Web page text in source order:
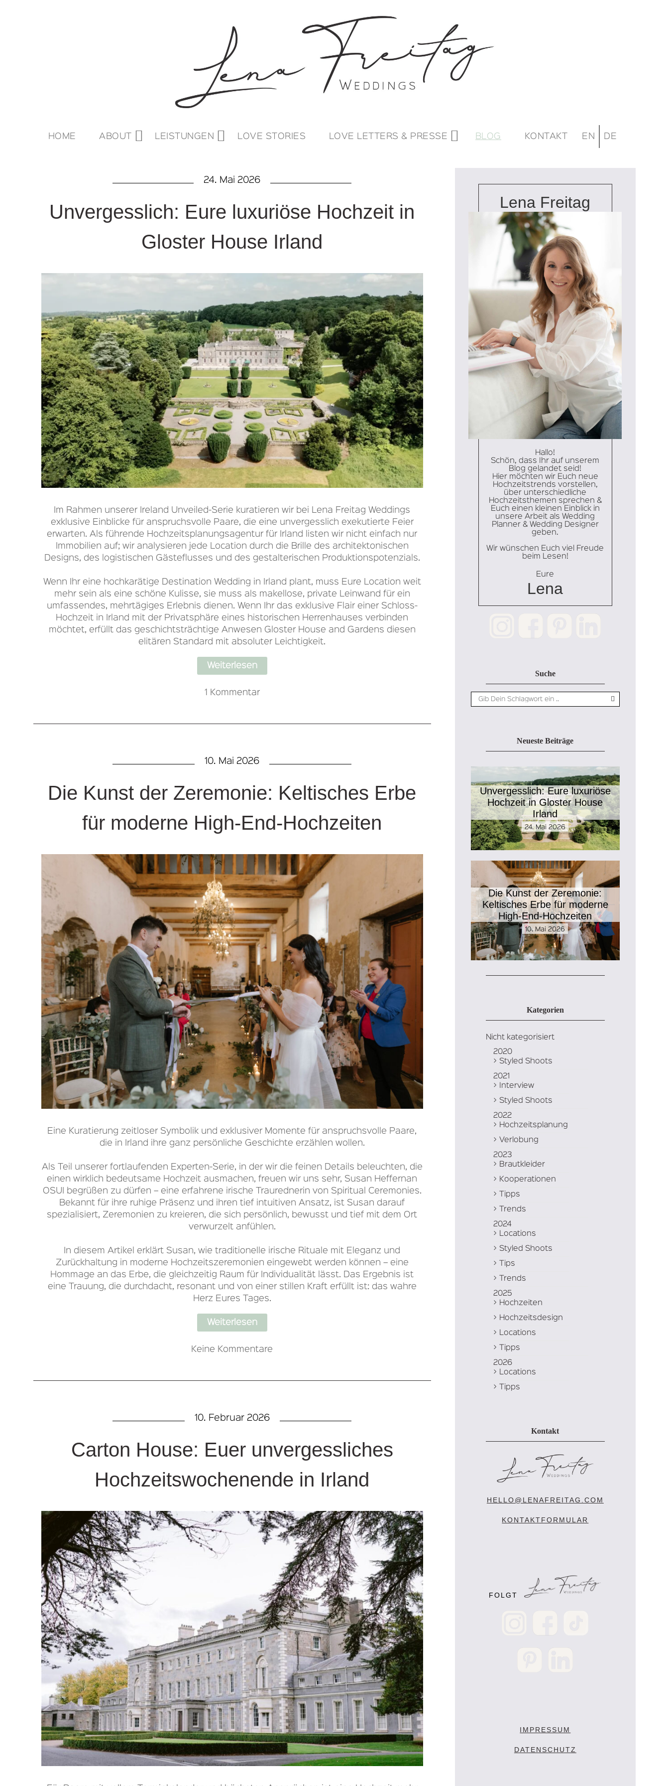
HOME ABOUT LEISTUNGEN LOVE STORIES LOVE LETTERS & PRESSE BLOG KONTAKT EN DE
24. Mai 2026
Unvergesslich: Eure luxuriöse Hochzeit in
Gloster House Irland
Im Rahmen unserer Ireland Unveiled-Serie kuratieren wir bei Lena Freitag Weddings
exklusive Einblicke für anspruchsvolle Paare, die eine unvergesslich exekutierte Feier
erwarten. Als führende Hochzeitsplanungsagentur für Irland listen wir nicht einfach nur
Immobilien auf; wir analysieren jede Location durch die Brille des architektonischen
Designs, des logistischen Gästeflusses und des gestalterischen Produktionspotenzials.
Wenn Ihr eine hochkarätige Destination Wedding in Irland plant, muss Eure Location weit
mehr sein als eine schöne Kulisse, sie muss als makellose, private Leinwand für ein
umfassendes, mehrtägiges Erlebnis dienen. Wenn Ihr das exklusive Flair einer Schloss-
Hochzeit in Irland mit der Privatsphäre eines historischen Herrenhauses verbinden
möchtet, erfüllt das geschichtsträchtige Anwesen Gloster House and Gardens diesen
elitären Standard mit absoluter Leichtigkeit.
Weiterlesen
1 Kommentar
10. Mai 2026
Die Kunst der Zeremonie: Keltisches Erbe
für moderne High-End-Hochzeiten
Eine Kuratierung zeitloser Symbolik und exklusiver Momente für anspruchsvolle Paare,
die in Irland ihre ganz persönliche Geschichte erzählen wollen.
Als Teil unserer fortlaufenden Experten-Serie, in der wir die feinen Details beleuchten, die
einen wirklich bedeutsame Hochzeit ausmachen, freuen wir uns sehr, Susan Heffernan
OSUI begrüßen zu dürfen – eine erfahrene irische Traurednerin von Spiritual Ceremonies.
Bekannt für ihre ruhige Präsenz und ihren tief intuitiven Ansatz, ist Susan darauf
spezialisiert, Zeremonien zu kreieren, die sich persönlich, bewusst und tief mit dem Ort
verwurzelt anfühlen.
In diesem Artikel erklärt Susan, wie traditionelle irische Rituale mit Eleganz und
Zurückhaltung in moderne Hochzeitszeremonien eingewebt werden können – eine
Hommage an das Erbe, die gleichzeitig Raum für Individualität lässt. Das Ergebnis ist
eine Trauung, die durchdacht, resonant und von einer stillen Kraft erfüllt ist: das wahre
Herz Eures Tages.
Weiterlesen
Keine Kommentare
10. Februar 2026
Carton House: Euer unvergessliches
Hochzeitswochenende in Irland
Lena Freitag
Hallo!
Schön, dass Ihr auf unserem
Blog gelandet seid!
Hier möchten wir Euch neue
Hochzeitstrends vorstellen,
über unterschiedliche
Hochzeitsthemen sprechen &
Euch einen kleinen Einblick in
unsere Arbeit als Wedding
Planner & Wedding Designer
geben.
Wir wünschen Euch viel Freude
beim Lesen!
Eure
Lena
Suche
Neueste Beiträge
Unvergesslich: Eure luxuriöse
Hochzeit in Gloster House
Irland
24. Mai 2026
Die Kunst der Zeremonie:
Keltisches Erbe für moderne
High-End-Hochzeiten
10. Mai 2026
Kategorien
Nicht kategorisiert
2020
Styled Shoots
2021
Interview
Styled Shoots
2022
Hochzeitsplanung
Verlobung
2023
Brautkleider
Kooperationen
Tipps
Trends
2024
Locations
Styled Shoots
Tips
Trends
2025
Hochzeiten
Hochzeitsdesign
Locations
Tipps
2026
Locations
Tipps
Kontakt
HELLO@LENAFREITAG.COM
KONTAKTFORMULAR
FOLGT
IMPRESSUM
DATENSCHUTZ